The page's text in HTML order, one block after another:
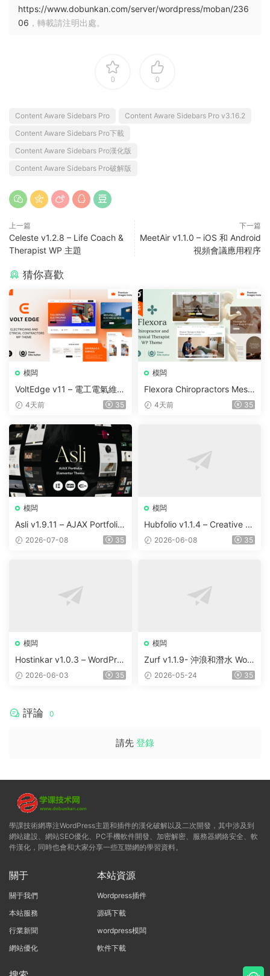
https://www.dobunkan.com/server/wordpress/moban/236
06 ，轉載請注明出處。
0 0
Content Aware Sidebars Pro
Content Aware Sidebars Pro v3.16.2
Content Aware Sidebars Pro下載
Content Aware Sidebars Pro漢化版
Content Aware Sidebars Pro破解版
上一篇
Celeste v1.2.8 – Life Coach &
Therapist WP 主題
下一篇
MeetAir v1.1.0 – iOS 和 Android
視頻會議應用程序
猜你喜歡
模闆
VoltEdge v11 – 電工電氣維修
WordPress 主題
4天前 35
模闆
Flexora Chiropractors Mess
age and Physical Therapist
4天前 35
模闆
Asli v1.9.11 – AJAX Portfolio
Elementor WordPress Them
2026-07-08 35
模闆
Hubfolio v1.1.4 – Creative P
ortfolio & Digital Agency Wo
2026-06-08 35
模闆
Hostinkar v1.0.3 – WordPres
s & WHMCS 主題
2026-06-03 35
模闆
Zurf v1.1.9- 沖浪和潛水 Wor
dPress主題
2026-05-24 35
評論 0
請先 登錄
學課技術網專注WordPress主題和插件的漢化破解以及二次開發，其中涉及到
網站建設、網站SEO優化、PC手機軟件開發、加密解密、服務器網絡安全、軟
件漢化，同時也會和大家分享一些互聯網的學習資料。
關于
關于我們
本站服務
行業新聞
網站優化
本站資源
Wordpress插件
源碼下載
wordpress模闆
軟件下載